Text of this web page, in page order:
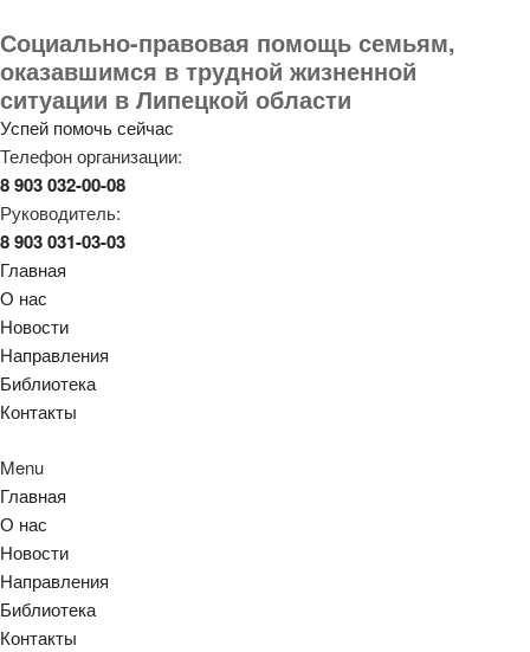
Социально-правовая помощь семьям,
оказавшимся в трудной жизненной
ситуации в Липецкой области
Успей помочь сейчас
Телефон организации:
8 903 032-00-08
Руководитель:
8 903 031-03-03
Главная
О нас
Новости
Направления
Библиотека
Контакты
Menu
Главная
О нас
Новости
Направления
Библиотека
Контакты